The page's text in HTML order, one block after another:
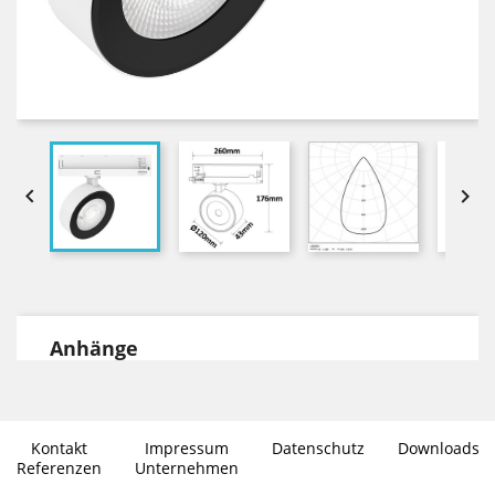
 
Anhänge
Photometrische Daten im .ies
Dateiformat
Kontakt Impressum Datenschutz
Downloads
Referenzen
Unternehmen